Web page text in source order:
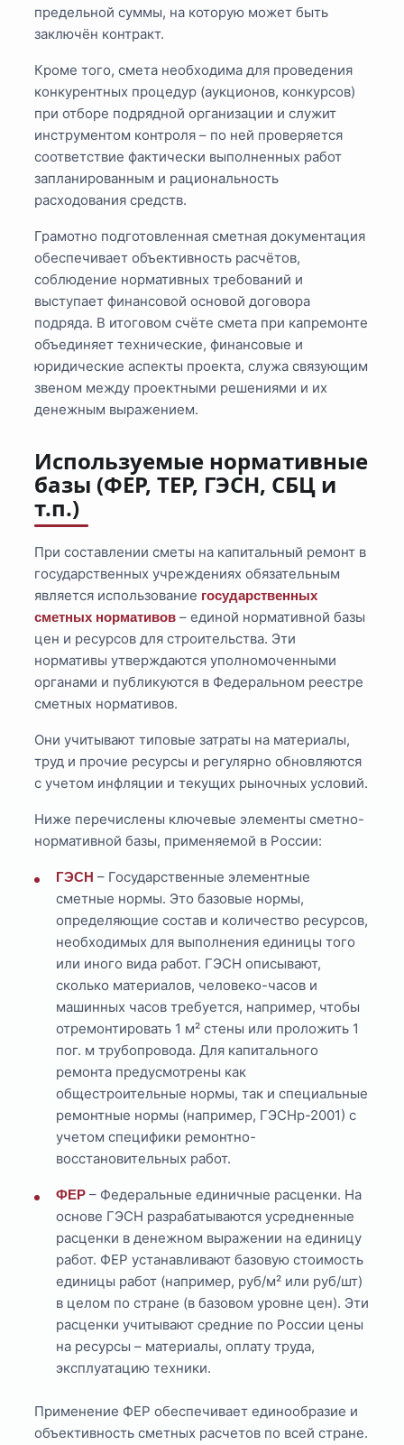
предельной суммы, на которую может быть
заключён контракт.
Кроме того, смета необходима для проведения
конкурентных процедур (аукционов, конкурсов)
при отборе подрядной организации и служит
инструментом контроля – по ней проверяется
соответствие фактически выполненных работ
запланированным и рациональность
расходования средств.
Грамотно подготовленная сметная документация
обеспечивает объективность расчётов,
соблюдение нормативных требований и
выступает финансовой основой договора
подряда. В итоговом счёте смета при капремонте
объединяет технические, финансовые и
юридические аспекты проекта, служа связующим
звеном между проектными решениями и их
денежным выражением.
Используемые нормативные
базы (ФЕР, ТЕР, ГЭСН, СБЦ и
т.п.)
При составлении сметы на капитальный ремонт в
государственных учреждениях обязательным
является использование государственных
сметных нормативов – единой нормативной базы
цен и ресурсов для строительства. Эти
нормативы утверждаются уполномоченными
органами и публикуются в Федеральном реестре
сметных нормативов.
Они учитывают типовые затраты на материалы,
труд и прочие ресурсы и регулярно обновляются
с учетом инфляции и текущих рыночных условий.
Ниже перечислены ключевые элементы сметно-
нормативной базы, применяемой в России:
ГЭСН – Государственные элементные
сметные нормы. Это базовые нормы,
определяющие состав и количество ресурсов,
необходимых для выполнения единицы того
или иного вида работ. ГЭСН описывают,
сколько материалов, человеко-часов и
машинных часов требуется, например, чтобы
отремонтировать 1 м² стены или проложить 1
пог. м трубопровода. Для капитального
ремонта предусмотрены как
общестроительные нормы, так и специальные
ремонтные нормы (например, ГЭСНр-2001) с
учетом специфики ремонтно-
восстановительных работ.
ФЕР – Федеральные единичные расценки. На
основе ГЭСН разрабатываются усредненные
расценки в денежном выражении на единицу
работ. ФЕР устанавливают базовую стоимость
единицы работ (например, руб/м² или руб/шт)
в целом по стране (в базовом уровне цен). Эти
расценки учитывают средние по России цены
на ресурсы – материалы, оплату труда,
эксплуатацию техники.
Применение ФЕР обеспечивает единообразие и
объективность сметных расчетов по всей стране.